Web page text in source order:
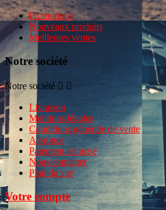
Promotions
Nouveaux produits
Meilleures ventes
Notre société
Notre société  
Livraison
Mentions légales
Conditions générale de vente
A propos
Paiement sécurisé
Nous contacter
Plan du site
Votre compte